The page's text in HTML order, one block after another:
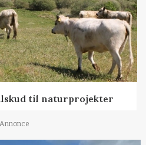
til naturprojekter
Annonce